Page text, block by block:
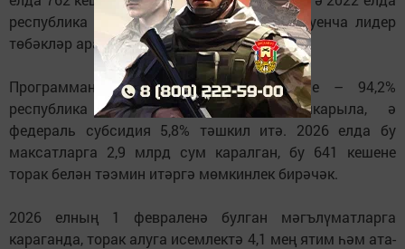
республика ятим балаларга торак бирү буенча лидер
төбәкләр арасына кергән.
Программаны финанслауның күп өлеше – 94,2%
республика бюджеты хисабына башкарыла, ә
федераль субсидия 5,8% тәшкил итә. 2026 елда бу
максатларга 2,9 млрд сум каралган, бу 641 кешене
торак белән тәэмин итәргә мөмкинлек бирәчәк.
2026 елның 1 февраленә булган мәгълүматларга
караганда, торак алуга исемлектә 4,1 мең ятим һәм ата-